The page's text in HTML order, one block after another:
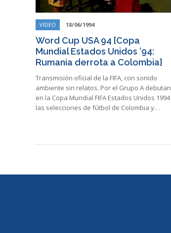
VIDEO 18/06/1994
Word Cup USA 94 [Copa
Mundial Estados Unidos ’94:
Rumania derrota a Colombia]
Transmisión oficial de la FIFA, con sonido
ambiente sin relatos. Por el Grupo A debutan
en la Copa Mundial FIFA Estados Unidos 1994
las selecciones de fútbol de Colombia y…